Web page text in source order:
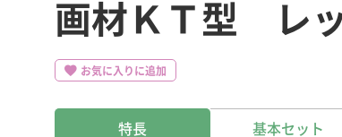
画材ＫＴ型 レ
お気に入りに追加
特長 基本セット